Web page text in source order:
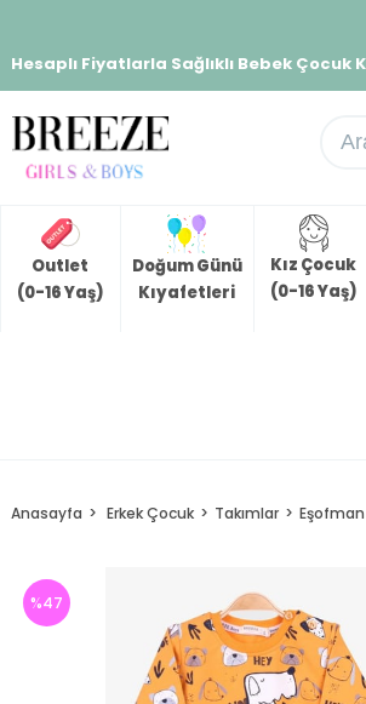
Hesaplı Fiyatlarla Sağlıklı Bebek Çocuk
Outlet
(0-16 Yaş)
Doğum Günü
Kıyafetleri
Kız Çocuk
(0-16 Yaş)
Anasayfa Erkek Çocuk Takımlar Eşofman
%47